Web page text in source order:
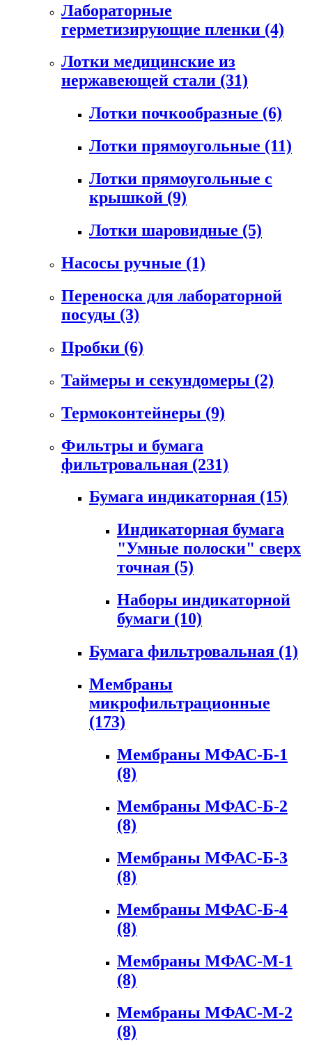
Лабораторные
герметизирующие пленки (4)
Лотки медицинские из
нержавеющей стали (31)
Лотки почкообразные (6)
Лотки прямоугольные (11)
Лотки прямоугольные с
крышкой (9)
Лотки шаровидные (5)
Насосы ручные (1)
Переноска для лабораторной
посуды (3)
Пробки (6)
Таймеры и секундомеры (2)
Термоконтейнеры (9)
Фильтры и бумага
фильтровальная (231)
Бумага индикаторная (15)
Индикаторная бумага
"Умные полоски" сверх
точная (5)
Наборы индикаторной
бумаги (10)
Бумага фильтровальная (1)
Мембраны
микрофильтрационные
(173)
Мембраны МФАС-Б-1
(8)
Мембраны МФАС-Б-2
(8)
Мембраны МФАС-Б-3
(8)
Мембраны МФАС-Б-4
(8)
Мембраны МФАС-М-1
(8)
Мембраны МФАС-М-2
(8)